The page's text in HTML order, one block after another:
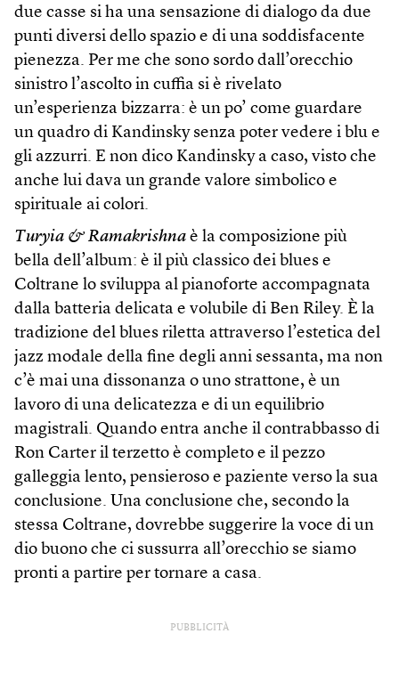
due casse si ha una sensazione di dialogo da due
punti diversi dello spazio e di una soddisfacente
pienezza. Per me che sono sordo dall’orecchio
sinistro l’ascolto in cuffia si è rivelato
un’esperienza bizzarra: è un po’ come guardare
un quadro di Kandinsky senza poter vedere i blu e
gli azzurri. E non dico Kandinsky a caso, visto che
anche lui dava un grande valore simbolico e
spirituale ai colori.
Turyia & Ramakrishna è la composizione più
bella dell’album: è il più classico dei blues e
Coltrane lo sviluppa al pianoforte accompagnata
dalla batteria delicata e volubile di Ben Riley. È la
tradizione del blues riletta attraverso l’estetica del
jazz modale della fine degli anni sessanta, ma non
c’è mai una dissonanza o uno strattone, è un
lavoro di una delicatezza e di un equilibrio
magistrali. Quando entra anche il contrabbasso di
Ron Carter il terzetto è completo e il pezzo
galleggia lento, pensieroso e paziente verso la sua
conclusione. Una conclusione che, secondo la
stessa Coltrane, dovrebbe suggerire la voce di un
dio buono che ci sussurra all’orecchio se siamo
pronti a partire per tornare a casa.
PUBBLICITÀ